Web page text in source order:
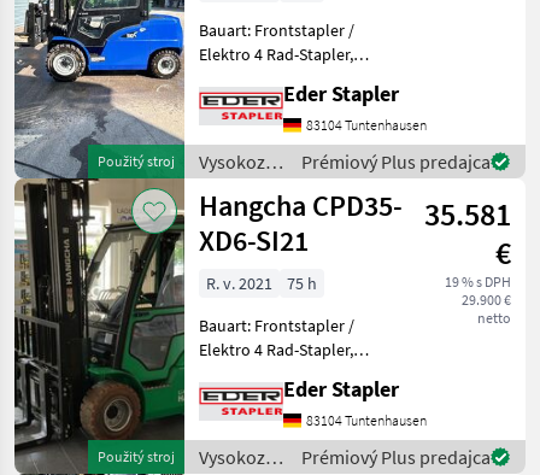
Použitý stroj
Bauart: Frontstapler /
Elektro 4 Rad-Stapler,
5000mm, Bauhöhe:
2425mm, Freihub: 1615mm,
Gabellänge: 2000mm,
Batterie: Enpower Lithium-
Ion
Eder Stapler
83104 Tuntenhausen
Vysokozdvižné
vozíky a
skladová
technika /
Hangcha
forklifts
Prémiový Plus predajca
Použitý stroj
Hangcha CPD35-
XD6-SI21
35.581
€
19 % s DPH
29.900 €
netto
R. v. 2021
75 h
Bauart: Frontstapler /
Elektro 4 Rad-Stapler,
5000mm, Freihub: 1380mm,
Gabellänge: 1220mm,
Batterie: Lithium-Ionen 80V
542Ah Zustand: 80
Eder Stapler
83104 Tuntenhausen
VysokozdvižnéPrémiový Plus predajca